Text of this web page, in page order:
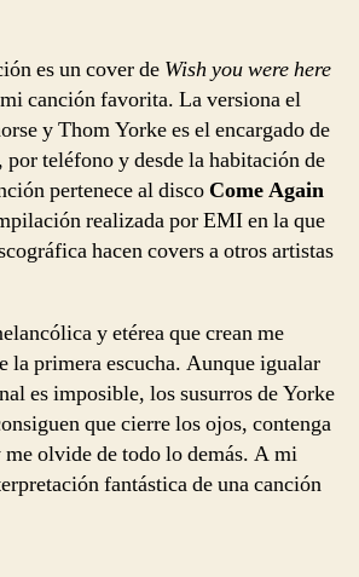
es un cover de Wish you were here
canción favorita. La versiona el
y Thom Yorke es el encargado de
por teléfono y desde la habitación de
pertenece al disco Come Again
realizada por EMI en la que
hacen covers a otros artistas
y etérea que crean me
la primera escucha. Aunque igualar
es imposible, los susurros de Yorke
que cierre los ojos, contenga
olvide de todo lo demás. A mi
fantástica de una canción